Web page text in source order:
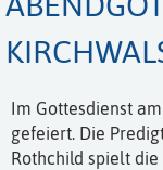
Im Gottesdienst
gefeiert. Die
Rothchild spielt